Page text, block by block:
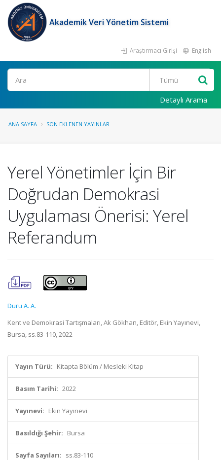
Akademik Veri Yönetim Sistemi
Araştırmacı Girişi English
Ara
Detaylı Arama
ANA SAYFA SON EKLENEN YAYINLAR
Yerel Yönetimler İçin Bir
Doğrudan Demokrasi
Uygulaması Önerisi: Yerel
Referandum
Duru A. A.
Kent ve Demokrasi Tartışmaları, Ak Gökhan, Editör, Ekin Yayınevi,
Bursa, ss.83-110, 2022
Yayın Türü: Kitapta Bölüm / Mesleki Kitap
Basım Tarihi: 2022
Yayınevi: Ekin Yayınevi
Basıldığı Şehir: Bursa
Sayfa Sayıları: ss.83-110